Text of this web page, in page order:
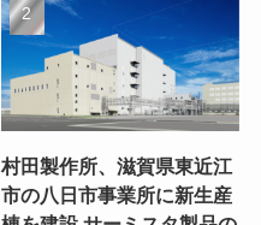
村田製作所、滋賀県東近江
市の八日市事業所に新生産